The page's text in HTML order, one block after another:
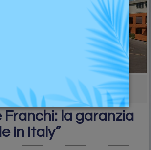
la garanzia del “made in Italy”
Franchi: la garanzia
in Italy”